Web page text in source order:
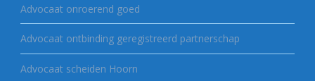
Advocaat onroerend goed
Advocaat ontbinding geregistreerd partnerschap
Advocaat scheiden Hoorn